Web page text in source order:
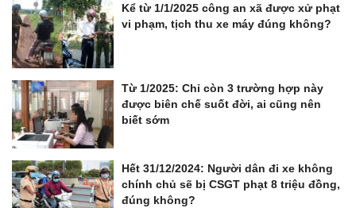
Kể từ 1/1/2025 công an xã được xử phạt
vi phạm, tịch thu xe máy đúng không?
Từ 1/2025: Chỉ còn 3 trường hợp này
được biên chế suốt đời, ai cũng nên
biết sớm
Hết 31/12/2024: Người dân đi xe không
chính chủ sẽ bị CSGT phạt 8 triệu đồng,
đúng không?